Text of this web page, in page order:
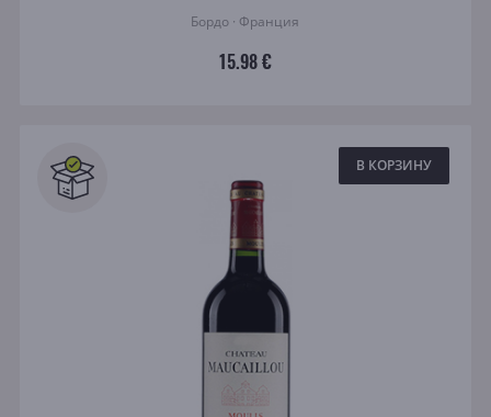
Бордо · Франция
15.98 €
В КОРЗИНУ